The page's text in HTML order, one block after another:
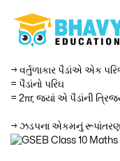
→ વર્તુળાકાર પૈડાંએ એક
= પૈડાંનો પરિઘ
= 2πr, જ્યાં એ પૈડાંની
→ ઝડપના એકમનું